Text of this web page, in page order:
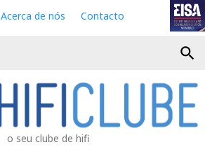
Acerca de nós Contacto
search
o seu clube de hifi